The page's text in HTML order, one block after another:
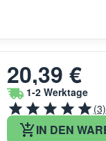
20,39 €
1-2 Werktage
(3)
IN DEN